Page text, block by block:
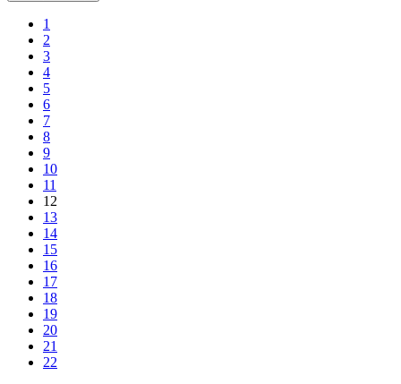
1
2
3
4
5
6
7
8
9
10
11
12
13
14
15
16
17
18
19
20
21
22